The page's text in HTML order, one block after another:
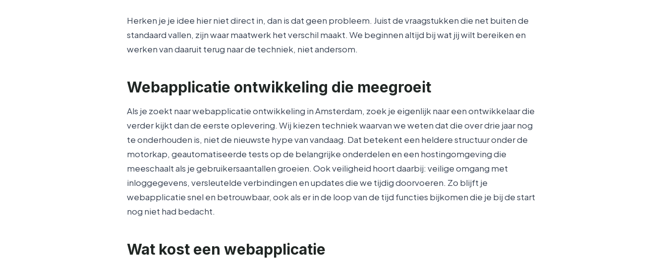
Herken je je idee hier niet direct in, dan is dat geen probleem. Juist de vraagstukken die net buiten de
standaard vallen, zijn waar maatwerk het verschil maakt. We beginnen altijd bij wat jij wilt bereiken en
werken van daaruit terug naar de techniek, niet andersom.
Webapplicatie ontwikkeling die meegroeit
Als je zoekt naar webapplicatie ontwikkeling in Amsterdam, zoek je eigenlijk naar een ontwikkelaar die
verder kijkt dan de eerste oplevering. Wij kiezen techniek waarvan we weten dat die over drie jaar nog
te onderhouden is, niet de nieuwste hype van vandaag. Dat betekent een heldere structuur onder de
motorkap, geautomatiseerde tests op de belangrijke onderdelen en een hostingomgeving die
meeschaalt als je gebruikersaantallen groeien. Ook veiligheid hoort daarbij: veilige omgang met
inloggegevens, versleutelde verbindingen en updates die we tijdig doorvoeren. Zo blijft je
webapplicatie snel en betrouwbaar, ook als er in de loop van de tijd functies bijkomen die je bij de start
nog niet had bedacht.
Wat kost een webapplicatie